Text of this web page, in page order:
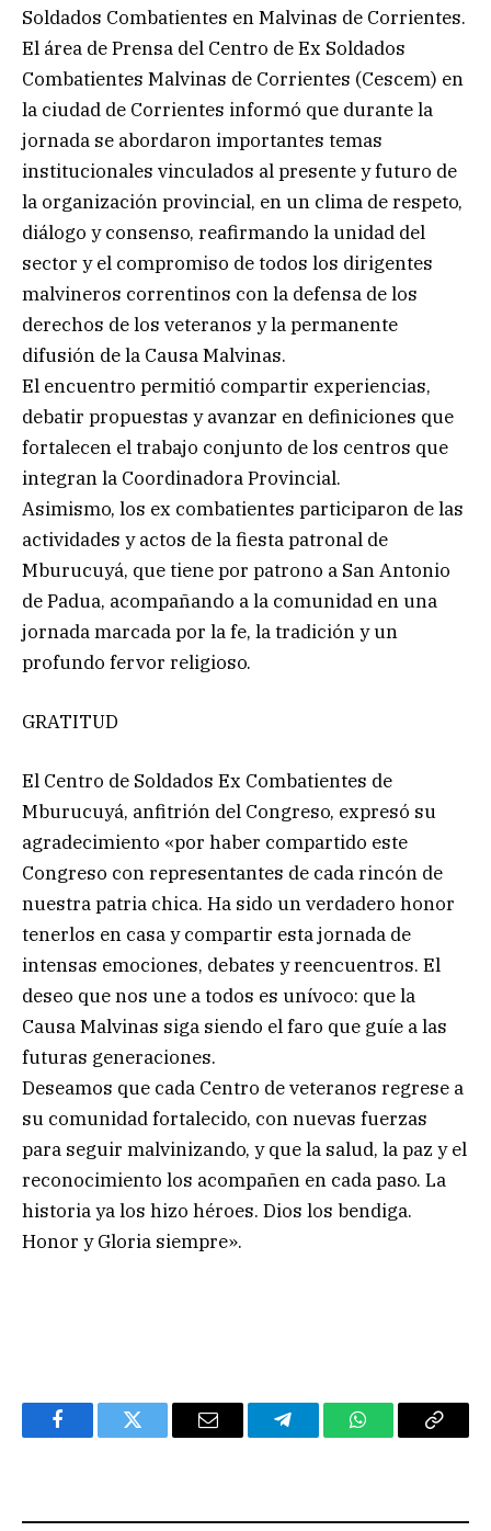
Soldados Combatientes en Malvinas de Corrientes.
El área de Prensa del Centro de Ex Soldados
Combatientes Malvinas de Corrientes (Cescem) en
la ciudad de Corrientes informó que durante la
jornada se abordaron importantes temas
institucionales vinculados al presente y futuro de
la organización provincial, en un clima de respeto,
diálogo y consenso, reafirmando la unidad del
sector y el compromiso de todos los dirigentes
malvineros correntinos con la defensa de los
derechos de los veteranos y la permanente
difusión de la Causa Malvinas.
El encuentro permitió compartir experiencias,
debatir propuestas y avanzar en definiciones que
fortalecen el trabajo conjunto de los centros que
integran la Coordinadora Provincial.
Asimismo, los ex combatientes participaron de las
actividades y actos de la fiesta patronal de
Mburucuyá, que tiene por patrono a San Antonio
de Padua, acompañando a la comunidad en una
jornada marcada por la fe, la tradición y un
profundo fervor religioso.
GRATITUD
El Centro de Soldados Ex Combatientes de
Mburucuyá, anfitrión del Congreso, expresó su
agradecimiento «por haber compartido este
Congreso con representantes de cada rincón de
nuestra patria chica. Ha sido un verdadero honor
tenerlos en casa y compartir esta jornada de
intensas emociones, debates y reencuentros. El
deseo que nos une a todos es unívoco: que la
Causa Malvinas siga siendo el faro que guíe a las
futuras generaciones.
Deseamos que cada Centro de veteranos regrese a
su comunidad fortalecido, con nuevas fuerzas
para seguir malvinizando, y que la salud, la paz y el
reconocimiento los acompañen en cada paso. La
historia ya los hizo héroes. Dios los bendiga.
Honor y Gloria siempre».
FacebookTwitter Email TelegramWhatsAppCopy